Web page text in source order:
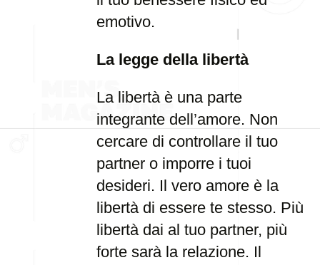
emotivo.
La legge della libertà
La libertà è una parte
integrante dell’amore. Non
cercare di controllare il tuo
partner o imporre i tuoi
desideri. Il vero amore è la
libertà di essere te stesso. Più
libertà dai al tuo partner, più
forte sarà la relazione. Il